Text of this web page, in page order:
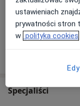
+ 11 usług
Specjaliści
ustawieniach
prywatności stron
w polityka cookies